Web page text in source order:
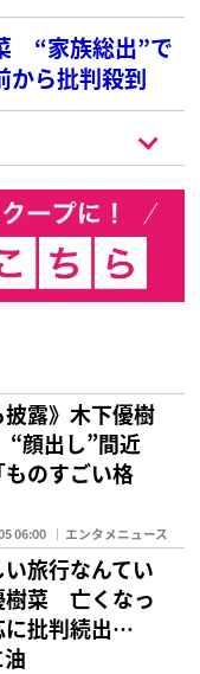
“家族総出”で
から批判殺到
披露》木下優樹
顔出し”間近
のすごい格
06:00 エンタメニュース
い旅行なんてい
樹菜 亡くなっ
に批判続出…